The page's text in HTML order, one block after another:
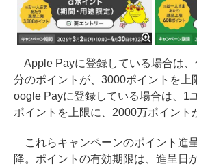
Apple Payに登録している場合は、
分のポイントが、3000ポイントを上
oogle Payに登録している場合は、1
ポイントを上限に、2000万ポイント
これらキャンペーンのポイント進
降。ポイントの有効期限は、進呈日